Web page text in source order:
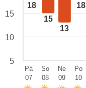
18
15
13
18
15
10
5
Pá
07
So
08
Ne
09
Po
10